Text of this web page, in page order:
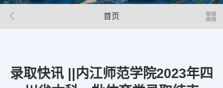
首页
录取快讯 ||内江师范学院2023年四